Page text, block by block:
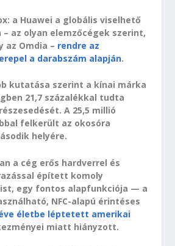
a Huawei a globális viselhető
– az olyan elemzőcégek szerint,
az Omdia – rendre az
a darabszám alapján.
kutatása szerint a kínai márka
21,7 százalékkal tudta
A 25,5 millió
felkerült az okosóra
helyére.
a cég erős hardverrel és
épített komoly
egy fontos alapfunkciója — a
NFC-alapú érintéses
életbe léptetett amerikai
miatt hiányzott.